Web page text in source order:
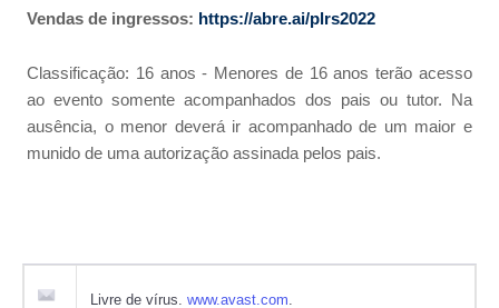
Vendas de ingressos: https://abre.ai/plrs2022
Classificação: 16 anos - Menores de 16 anos terão acesso
ao evento somente acompanhados dos pais ou tutor. Na
ausência, o menor deverá ir acompanhado de um maior e
munido de uma autorização assinada pelos pais.
Livre de vírus. www.avast.com.